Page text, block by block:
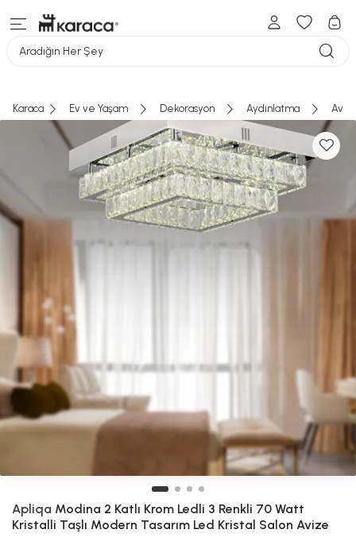
Aradığın Her Şey
Karaca Ev ve Yaşam Dekorasyon Aydınlatma
Apliqa Modina 2 Katlı Krom Ledli 3 Renkli 70 Watt
Kristalli Taşlı Modern Tasarım Led Kristal Salon Avize